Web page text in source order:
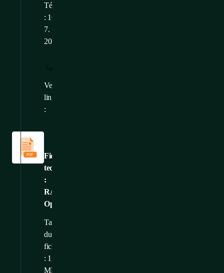
Téléchargé
: 16.
7.
2026
Versions
linguistiques
:
Fiche
technique
:
RAMOS
Optimax
Fiches
techniques
Taille
du
fichier
: 1,78
MB